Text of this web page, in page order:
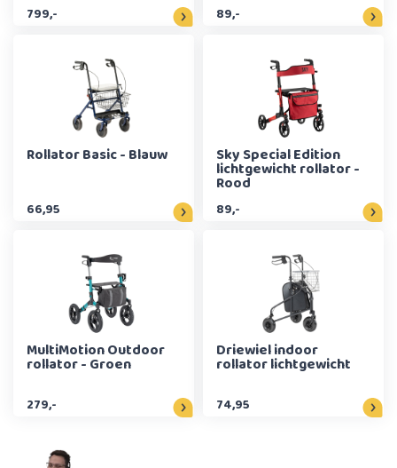
799,- 89,-
Rollator Basic - Blauw
66,95
Sky Special Edition
lichtgewicht rollator -
Rood
89,-
MultiMotion Outdoor
rollator - Groen
279,-
Driewiel indoor
rollator lichtgewicht
74,95